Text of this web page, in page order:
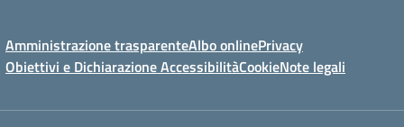
Amministrazione trasparenteAlbo onlinePrivacy
Obiettivi e Dichiarazione AccessibilitàCookieNote legali